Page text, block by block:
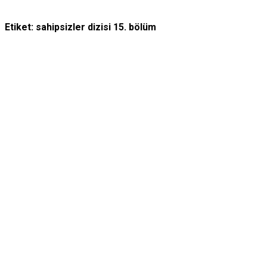
Etiket: sahipsizler dizisi 15. bölüm